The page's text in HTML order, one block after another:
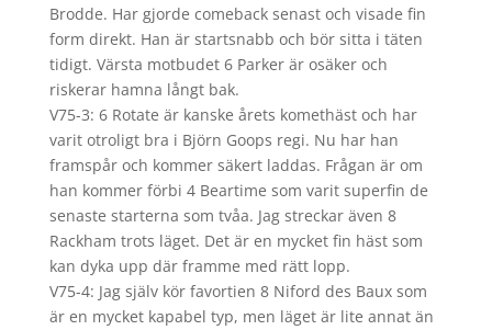
Brodde. Har gjorde comeback senast och visade fin
form direkt. Han är startsnabb och bör sitta i täten
tidigt. Värsta motbudet 6 Parker är osäker och
riskerar hamna långt bak.
V75-3: 6 Rotate är kanske årets komethäst och har
varit otroligt bra i Björn Goops regi. Nu har han
framspår och kommer säkert laddas. Frågan är om
han kommer förbi 4 Beartime som varit superfin de
senaste starterna som tvåa. Jag streckar även 8
Rackham trots läget. Det är en mycket fin häst som
kan dyka upp där framme med rätt lopp.
V75-4: Jag själv kör favortien 8 Niford des Baux som
är en mycket kapabel typ, men läget är lite annat än